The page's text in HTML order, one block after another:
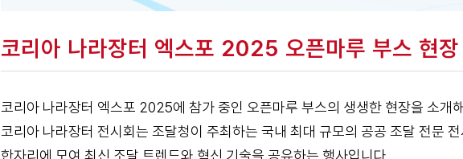
코리아 나라장터 엑스포 2025 오픈마루 부스 현
코리아 나라장터 엑스포 2025에 참가 중인 오픈마루 부스의 생생한 현장을 소개
코리아 나라장터 전시회는 조달청이 주최하는 국내 최대 규모의 공공 조달 전문 전
한자리에 모여 최신 조달 트렌드와 혁신 기술을 공유하는 행사입니다.